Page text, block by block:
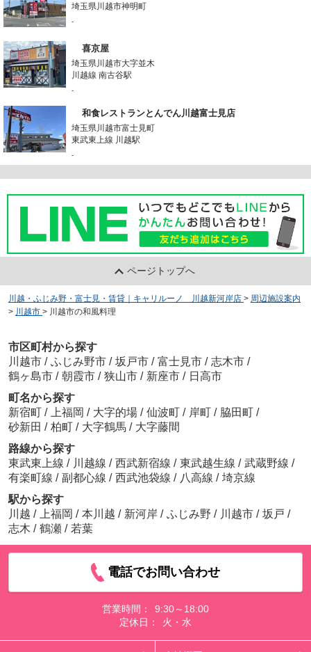
埼玉県川越市神明町
-
喜京屋
埼玉県川越市大字並木
川越線 南古谷駅
-
和食レストランとんでん川越富士見店
埼玉県川越市富士見町
東武東上線 川越駅
-
ページトップへ
川越・ふじみ野・富士見・賃貸｜キャリルーノ 川越新河岸店 > 周辺施設案内
> 川越市 > 川越市の和風料理
市区町村から探す
川越市 / ふじみ野市 / 坂戸市 / 富士見市 / 志木市 /
鶴ヶ島市 / 朝霞市 / 狭山市 / 新座市 / 日高市
町名から探す
新宿町 / 上福岡 / 大字的場 / 仙波町 / 岸町 / 脇田町 /
砂新田 / 柏町 / 大字鶴馬 / 大字藤間
路線から探す
東武東上線 / 川越線 / 西武新宿線 / 東武越生線 / 武蔵野線 /
有楽町線 / 副都心線 / 西武池袋線 / 八高線 / 埼京線
駅から探す
川越 / 上福岡 / 本川越 / 新河岸 / ふじみ野 / 川越市 / 坂戸 /
志木 / 鶴瀬 / 若葉
電話でお問い合わせ
営業時間：
9:30～18:00
定休日：
火・水